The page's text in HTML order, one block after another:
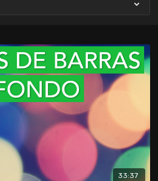
33:37